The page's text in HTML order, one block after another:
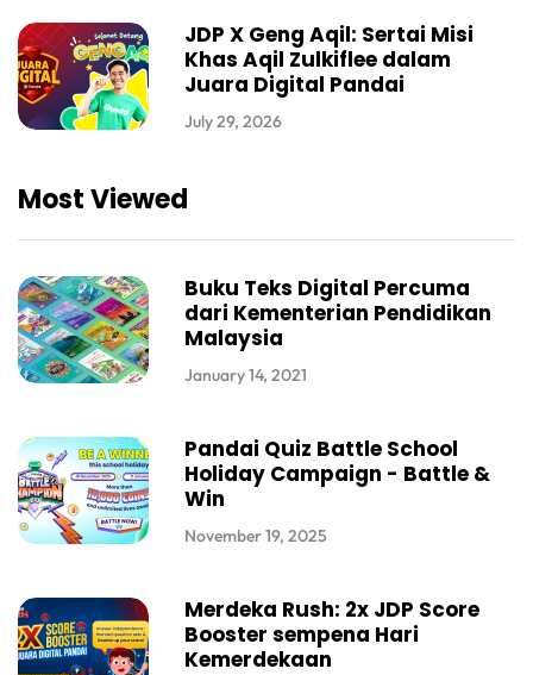
JDP X Geng Aqil: Sertai Misi
Khas Aqil Zulkiflee dalam
Juara Digital Pandai
July 29, 2026
Most Viewed
Buku Teks Digital Percuma
dari Kementerian Pendidikan
Malaysia
January 14, 2021
Pandai Quiz Battle School
Holiday Campaign - Battle &
Win
November 19, 2025
Merdeka Rush: 2x JDP Score
Booster sempena Hari
Kemerdekaan